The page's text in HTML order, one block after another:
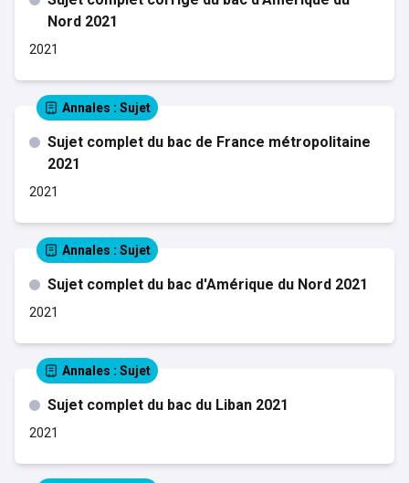
Nord 2021
2021
Annales : Sujet
Sujet complet du bac de France métropolitaine
2021
2021
Annales : Sujet
Sujet complet du bac d'Amérique du Nord 2021
2021
Annales : Sujet
Sujet complet du bac du Liban 2021
2021